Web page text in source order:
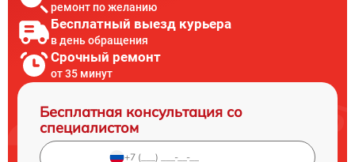
ремонт по желанию
Бесплатный выезд курьера
в день обращения
Срочный ремонт
от 35 минут
Бесплатная консультация со
специалистом